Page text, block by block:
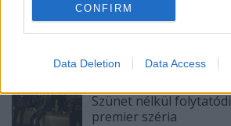
CONFIRM
Data Deletion Data Access
Szinkronhangok: Ne
csak nyáron öl (La mafia
Szünet nélkül
premier széria